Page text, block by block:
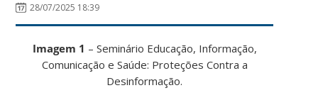
28/07/2025 18:39
Imagem 1 – Seminário Educação, Informação,
Comunicação e Saúde: Proteções Contra a
Desinformação.